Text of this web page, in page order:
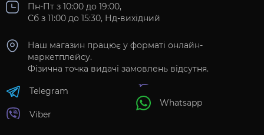
Пн-Пт з 10:00 до 19:00,
Сб з 11:00 до 15:30, Нд-вихідний
Наш магазин працює у форматі онлайн-
маркетплейсу.
Фізична точка видачі замовлень відсутня.
Telegram
Viber
Whatsapp